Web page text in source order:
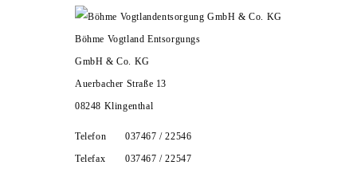
Böhme Vogtland Entsorgungs
GmbH & Co. KG
Auerbacher Straße 13
08248 Klingenthal
Telefon
037467 / 22546
Telefax
037467 / 22547